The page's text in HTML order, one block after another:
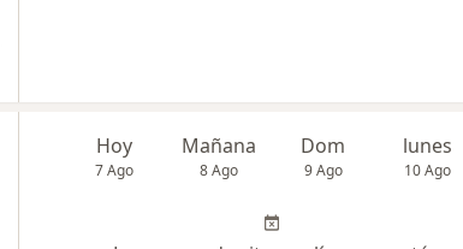
Hoy
7 Ago
Mañana
8 Ago
Dom
9 Ago
lunes
10 Ago